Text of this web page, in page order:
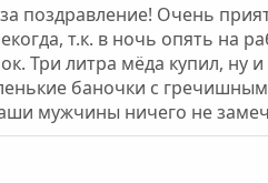
поздравление! Очень
т.к. в ночь опять на
Три литра мёда купил,
баночки с
мужчины ничего не